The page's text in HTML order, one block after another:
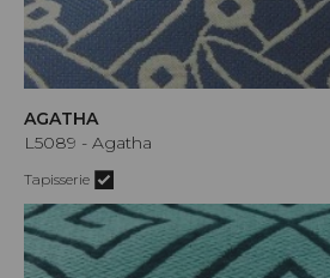
AGATHA
L5089 - Agatha
Tapisserie